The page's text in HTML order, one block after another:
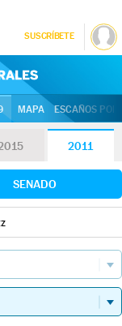
SUSCRÍBETE
MAPA ESCAÑOS
2011
SENADO